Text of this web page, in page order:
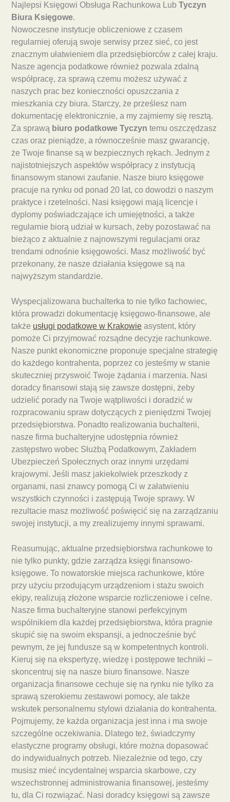
Najlepsi Księgowi Obsługa Rachunkowa Lub Tyczyn
Biura Księgowe.
Nowoczesne instytucje obliczeniowe z czasem
regularniej oferują swoje serwisy przez sieć, co jest
znacznym ułatwieniem dla przedsiębiorców z całej kraju.
Nasze agencja podatkowe również pozwala zdalną
współpracę, za sprawą czemu możesz używać z
naszych prac bez konieczności opuszczania z
mieszkania czy biura. Starczy, że prześlesz nam
dokumentację elektronicznie, a my zajmiemy się resztą.
Za sprawą biuro podatkowe Tyczyn temu oszczędzasz
czas oraz pieniądze, a równocześnie masz gwarancję,
że Twoje finanse są w bezpiecznych rękach. Jednym z
najistotniejszych aspektów współpracy z instytucją
finansowym stanowi zaufanie. Nasze biuro księgowe
pracuje na rynku od ponad 20 lat, co dowodzi o naszym
praktyce i rzetelności. Nasi księgowi mają licencje i
dyplomy poświadczające ich umiejętności, a także
regularnie biorą udział w kursach, żeby pozostawać na
bieżąco z aktualnie z najnowszymi regulacjami oraz
trendami odnośnie księgowości. Masz możliwość być
przekonany, że nasze działania księgowe są na
najwyższym standardzie.
Wyspecjalizowana buchalterka to nie tylko fachowiec,
która prowadzi dokumentację księgowo-finansowe, ale
także usługi podatkowe w Krakowie asystent, który
pomoże Ci przyjmować rozsądne decyzje rachunkowe.
Nasze punkt ekonomiczne proponuje specjalne strategię
do każdego kontrahenta, poprzez co jesteśmy w stanie
skuteczniej przyswoić Twoje żądania i marzenia. Nasi
doradcy finansowi stają się zawsze dostępni, żeby
udzielić porady na Twoje wątpliwości i doradzić w
rozpracowaniu spraw dotyczących z pieniędzmi Twojej
przedsiębiorstwa. Ponadto realizowania buchalterii,
nasze firma buchalteryjne udostępnia również
zastępstwo wobec Służbą Podatkowym, Zakładem
Ubezpieczeń Społecznych oraz innymi urzędami
krajowymi. Jeśli masz jakiekolwiek przeszkody z
organami, nasi znawcy pomogą Ci w załatwieniu
wszystkich czynności i zastępują Twoje sprawy. W
rezultacie masz możliwość poświęcić się na zarządzaniu
swojej instytucji, a my zrealizujemy innymi sprawami.
Reasumując, aktualne przedsiębiorstwa rachunkowe to
nie tylko punkty, gdzie zarządza księgi finansowo-
księgowe. To nowatorskie miejsca rachunkowe, które
przy użyciu przodującym urządzeniom i stażu swoich
ekipy, realizują złożone wsparcie rozliczeniowe i celne.
Nasze firma buchalteryjne stanowi perfekcyjnym
wspólnikiem dla każdej przedsiębiorstwa, która pragnie
skupić się na swoim ekspansji, a jednocześnie być
pewnym, że jej fundusze są w kompetentnych kontroli.
Kieruj się na ekspertyzę, wiedzę i postępowe techniki –
skoncentruj się na nasze biuro finansowe. Nasze
organizacja finansowe cechuje się na rynku nie tylko za
sprawą szerokiemu zestawowi pomocy, ale także
wskutek personalnemu stylowi działania do kontrahenta.
Pojmujemy, że każda organizacja jest inna i ma swoje
szczególne oczekiwania. Dlatego też, świadczymy
elastyczne programy obsługi, które można dopasować
do indywidualnych potrzeb. Niezależnie od tego, czy
musisz mieć incydentalnej wsparcia skarbowe, czy
wszechstronnej administrowania finansowej, jesteśmy
tu, dla Ci rozwiązać. Nasi doradcy księgowi są zawsze